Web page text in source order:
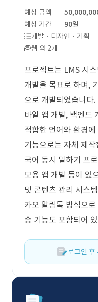
예상 금액
예상 기간
90일
개발 · 디자인 · 기획
웹 외 2개
프로젝트는 LMS 시
개발을 목표로 하며,
으로 개발되었습니다
바일 앱 개발, 백엔드
적합한 언어와 환경
기능으로는 자체 제
국어 동시 말하기 프
모용 앱 개발 등이 있
및 콘텐츠 관리 시스
카오 알림톡 방식으
송 기능도 포함되어
로그인 후